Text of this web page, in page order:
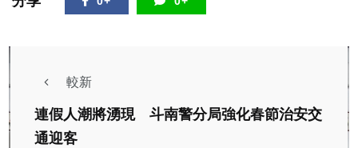
較新
連假人潮將湧現 斗南警分局強化春節治安交
通迎客